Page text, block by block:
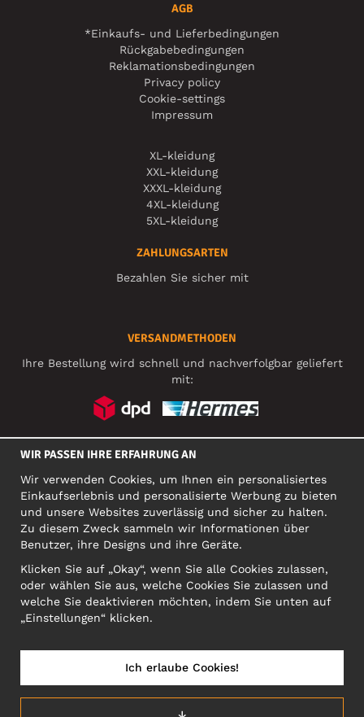
AGB
*Einkaufs- und Lieferbedingungen
Rückgabebedingungen
Reklamationsbedingungen
Privacy policy
Cookie-settings
Impressum
XL-kleidung
XXL-kleidung
XXXL-kleidung
4XL-kleidung
5XL-kleidung
ZAHLUNGSARTEN
Bezahlen Sie sicher mit
VERSANDMETHODEN
Ihre Bestellung wird schnell und nachverfolgbar geliefert
mit:
SOZIALE MEDIEN
FIRMA
Motley Denim Europe OÜ
Narva mnt 5, EE-10117 Tallinn
Org: 12356245, VAT: EE101578318
ACHTUNG! Produktrücksendungen nicht an diese Adresse
DEUTSCHLAND/DEUTSCH (DE)
WIR PASSEN IHRE ERFAHRUNG AN
Wir verwenden Cookies, um Ihnen ein personalisiertes
Einkaufserlebnis und personalisierte Werbung zu bieten
und unsere Websites zuverlässig und sicher zu halten.
Zu diesem Zweck sammeln wir Informationen über
Benutzer, ihre Designs und ihre Geräte.
Klicken Sie auf „Okay“, wenn Sie alle Cookies zulassen,
oder wählen Sie aus, welche Cookies Sie zulassen und
welche Sie deaktivieren möchten, indem Sie unten auf
„Einstellungen“ klicken.
Ich erlaube Cookies!